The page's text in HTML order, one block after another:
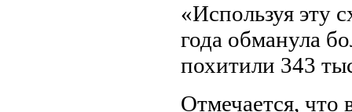
«Используя эту
года обманула
похитили 343
Отмечается, что